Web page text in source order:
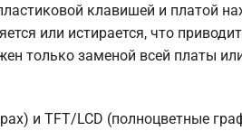
клавишей и платой
или истирается, что
только заменой всей платы
и TFT/LCD (полноцветные